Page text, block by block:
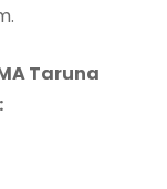
Taruna